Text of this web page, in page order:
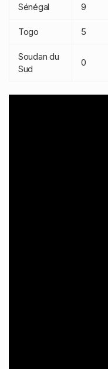
Sénégal 9
Togo 5
Soudan du
Sud
0